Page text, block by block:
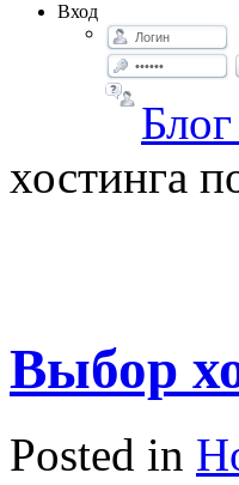
Вход
хостинга
Выбор
Posted in